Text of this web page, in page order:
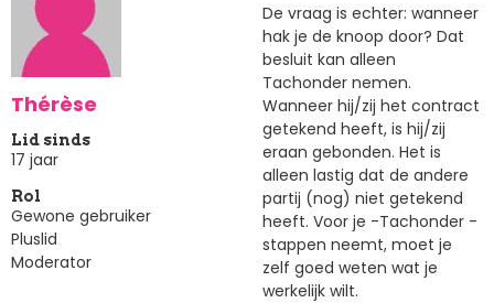
Thérèse
Lid sinds
17 jaar
Rol
Gewone gebruiker
Pluslid
Moderator
De vraag is echter: wanneer
hak je de knoop door? Dat
besluit kan alleen
Tachonder nemen.
Wanneer hij/zij het contract
getekend heeft, is hij/zij
eraan gebonden. Het is
alleen lastig dat de andere
partij (nog) niet getekend
heeft. Voor je -Tachonder -
stappen neemt, moet je
zelf goed weten wat je
werkelijk wilt.